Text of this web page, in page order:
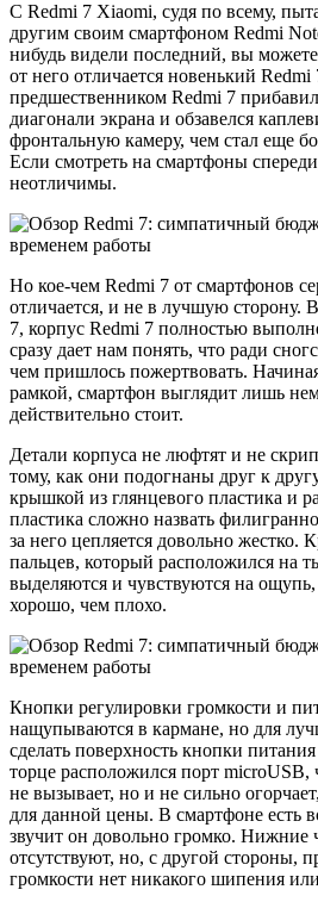
С Redmi 7 Xiaomi, судя по всему,
другим своим смартфоном Redmi
нибудь видели последний, вы
от него отличается новенький
предшественником Redmi 7
диагонали экрана и обзавелся
фронтальную камеру, чем стал еще
Если смотреть на смартфоны
неотличимы.
Но кое-чем Redmi 7 от смартфонов
отличается, и не в лучшую сторону.
7, корпус Redmi 7 полностью
сразу дает нам понять, что ради
чем пришлось пожертвовать.
рамкой, смартфон выглядит лишь
действительно стоит.
Детали корпуса не люфтят и не
тому, как они подогнаны друг к
крышкой из глянцевого пластика и
пластика сложно назвать
за него цепляется довольно жестко.
пальцев, который расположился на
выделяются и чувствуются на ощупь,
хорошо, чем плохо.
Кнопки регулировки громкости и
нащупываются в кармане, но для
сделать поверхность кнопки
торце расположился порт micrоUSB,
не вызывает, но и не сильно
для данной цены. В смартфоне есть
звучит он довольно громко. Нижние
отсутствуют, но, с другой стороны,
громкости нет никакого шипения